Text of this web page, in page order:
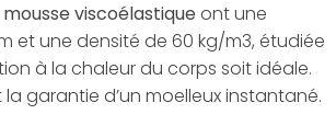
viscoélastique ont une
et une densité de 60 kg/m3, étudiée
à la chaleur du corps soit idéale.
garantie d’un moelleux instantané.